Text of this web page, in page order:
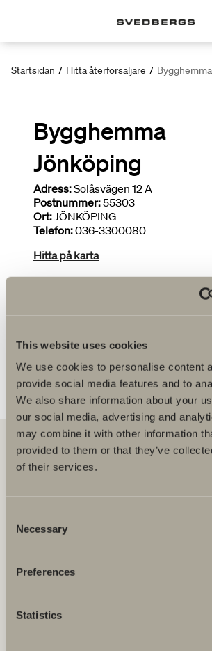
This website uses cookies
We use cookies to personalise content
provide social media features and to
We also share information about your
our social media, advertising and
may combine it with other information
provided to them or that they’ve
of their services.
Selection
Necessary
Preferences
Statistics
Startsidan / Hitta återförsäljare /
Bygghemma
Jönköping
Adress:Solåsvägen 12 A
Postnummer:55303
Ort:JÖNKÖPING
Telefon:036-3300080
Hitta på karta
Deltar i kampanjer
Svedbergs i Dalstorp AB
Verkstadsvägen 1
Svedbergs kundservice.